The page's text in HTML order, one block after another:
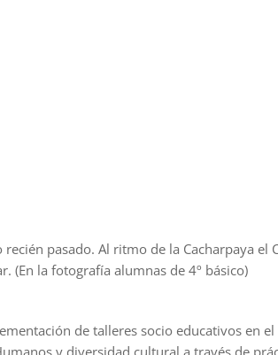
pasado. Al ritmo de la Cacharpaya el
(En la fotografía alumnas de 4º básico)
de talleres socio educativos en el